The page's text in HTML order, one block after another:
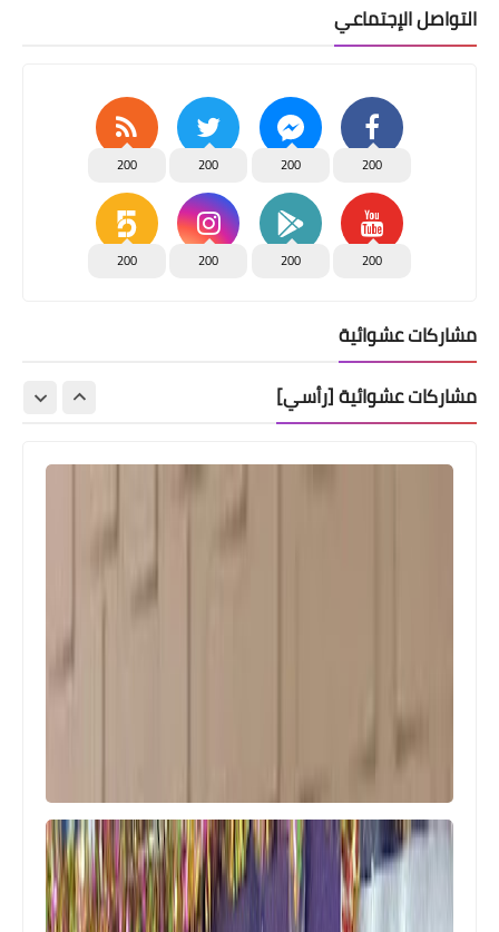
التواصل الإجتماعي
200
200
200
200
200
200
200
200
مشاركات عشوائية
مشاركات عشوائية [رأسي]